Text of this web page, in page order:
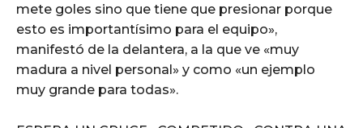
mete goles sino que tiene que presionar porque
esto es importantísimo para el equipo»,
manifestó de la delantera, a la que ve «muy
madura a nivel personal» y como «un ejemplo
muy grande para todas».